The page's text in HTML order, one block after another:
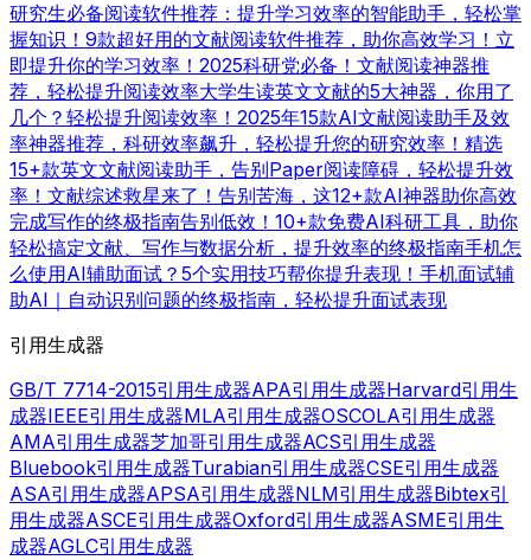
研究生必备阅读软件推荐：提升学习效率的智能助手，轻松掌
握知识！ 9款超好用的文献阅读软件推荐，助你高效学习！立
即提升你的学习效率！ 2025科研党必备！文献阅读神器推
荐，轻松提升阅读效率大学生读英文文献的5大神器，你用了
几个？轻松提升阅读效率！ 2025年15款AI文献阅读助手及效
率神器推荐，科研效率飙升，轻松提升您的研究效率！ 精选
15+款英文文献阅读助手，告别Paper阅读障碍，轻松提升效
率！ 文献综述救星来了！告别苦海，这12+款AI神器助你高效
完成写作的终极指南告别低效！10+款免费AI科研工具，助你
轻松搞定文献、写作与数据分析，提升效率的终极指南手机怎
么使用AI辅助面试？5个实用技巧帮你提升表现！ 手机面试辅
助AI｜自动识别问题的终极指南，轻松提升面试表现
引用生成器
GB/T 7714-2015引用生成器APA引用生成器Harvard引用生
成器IEEE引用生成器MLA引用生成器OSCOLA引用生成器
AMA引用生成器芝加哥引用生成器ACS引用生成器
Bluebook引用生成器Turabian引用生成器CSE引用生成器
ASA引用生成器APSA引用生成器NLM引用生成器Bibtex引
用生成器ASCE引用生成器Oxford引用生成器ASME引用生
成器AGLC引用生成器